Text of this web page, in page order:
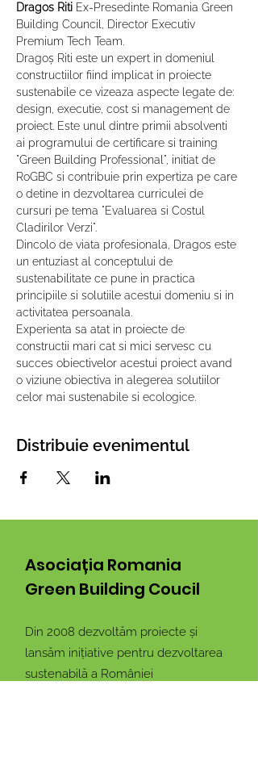
Dragos Riti Ex-Presedinte Romania Green
Building Council, Director Executiv
Premium Tech Team.
Dragoș Riti este un expert in domeniul
constructiilor fiind implicat in proiecte
sustenabile ce vizeaza aspecte legate de:
design, executie, cost si management de
proiect. Este unul dintre primii absolventi
ai programului de certificare si training
"Green Building Professional", initiat de
RoGBC si contribuie prin expertiza pe care
o detine in dezvoltarea curriculei de
cursuri pe tema "Evaluarea si Costul
Cladirilor Verzi".
Dincolo de viata profesionala, Dragos este
un entuziast al conceptului de
sustenabilitate ce pune in practica
principiile si solutiile acestui domeniu si in
activitatea persoanala.
Experienta sa atat in proiecte de
constructii mari cat si mici servesc cu
succes obiectivelor acestui proiect avand
o viziune obiectiva in alegerea solutiilor
celor mai sustenabile si ecologice.
Distribuie evenimentul
Asociația Romania
Green Building Coucil
Din 2008 dezvoltăm proiecte și
lansăm inițiative pentru dezvoltarea
sustenabilă a României